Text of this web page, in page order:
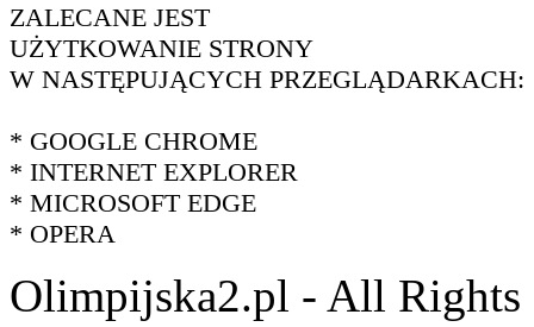
ZALECANE JEST
UŻYTKOWANIE STRONY
W NASTĘPUJĄCYCH PRZEGLĄDARKACH:
* GOOGLE CHROME
* INTERNET EXPLORER
* MICROSOFT EDGE
* OPERA
Olimpijska2.pl - All Rights